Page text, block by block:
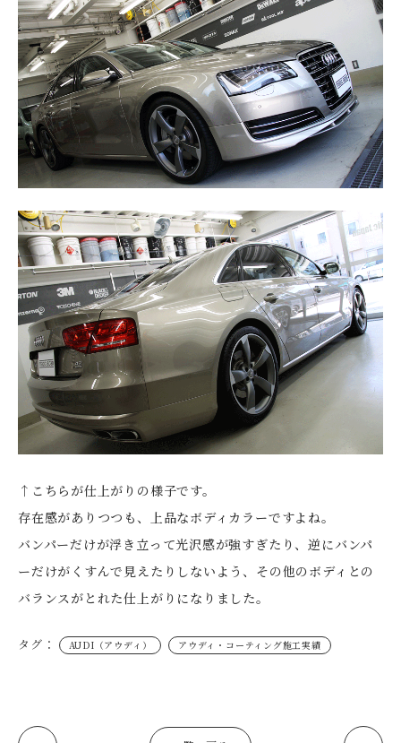
↑こちらが仕上がりの様子です。
存在感がありつつも、上品なボディカラーですよね。
バンパーだけが浮き立って光沢感が強すぎたり、逆にバンパ
ーだけがくすんで見えたりしないよう、その他のボディとの
バランスがとれた仕上がりになりました。
タグ： AUDI（アウディ） アウディ・コーティング施工実績